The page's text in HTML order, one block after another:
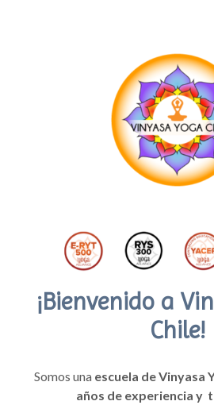
¡Bienvenido a
Chile!
Somos una escuela de Vinyasa
años de experiencia y